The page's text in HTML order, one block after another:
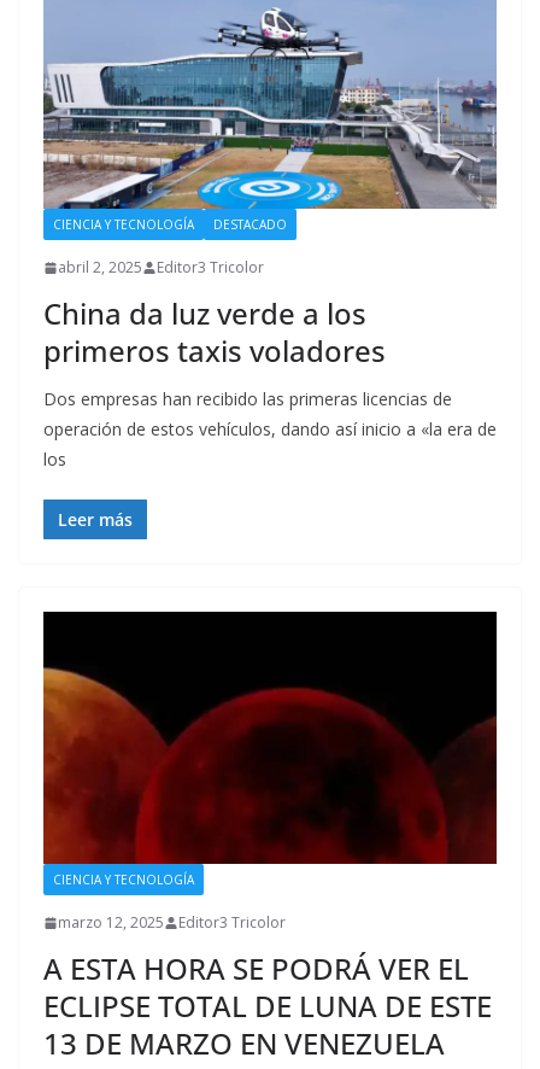
CIENCIA Y TECNOLOGÍA DESTACADO
abril 2, 2025 Editor3 Tricolor
China da luz verde a los
primeros taxis voladores
Dos empresas han recibido las primeras licencias de
operación de estos vehículos, dando así inicio a «la era de
los
Leer más
CIENCIA Y TECNOLOGÍA
marzo 12, 2025 Editor3 Tricolor
A ESTA HORA SE PODRÁ VER EL
ECLIPSE TOTAL DE LUNA DE ESTE
13 DE MARZO EN VENEZUELA